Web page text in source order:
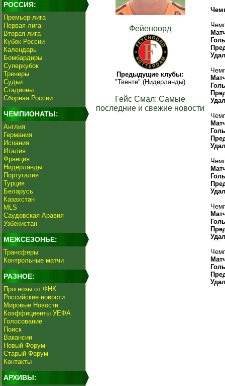
РОССИЯ:
Премьер-лига
Первая лига
Вторая лига
Кубок России
Календарь
Бомбардиры
Суперкубок
Тренеры
Судьи
Стадионы
Сборная России
ЧЕМПИОНАТЫ:
Англия
Германия
Испания
Италия
Франция
Нидерланды
Португалия
Турция
Беларусь
Казахстан
MLS
Саудовская Аравия
Узбекистан
МЕЖСЕЗОНЬЕ:
Трансферы
Контрольные матчи
РАЗНОЕ:
Прогнозы от ФНК
Российские новости
Мировые Новости
Коэффициенты УЕФА
Голосование
Поиск
Вакансии
Новый Форум
Старый Форум
Контакты
АРХИВЫ:
Фейеноорд
Предыдущие клубы:
"Твенте" (Нидерланды)
Гейс Смал: Самые
последние и свежие новости